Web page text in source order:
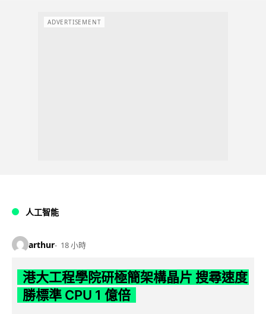
ADVERTISEMENT
人工智能
arthur 18 小時
港大工程學院研極簡架構晶片 搜尋速度
勝標準 CPU 1 億倍